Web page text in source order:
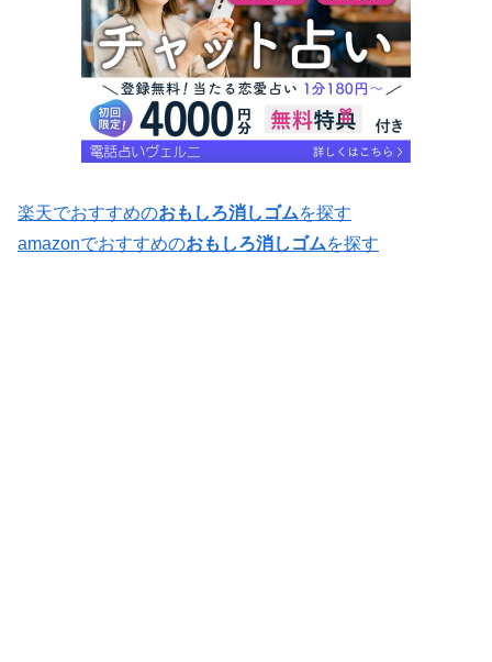
楽天でおすすめのおもしろ消しゴムを探す
amazonでおすすめのおもしろ消しゴムを探す